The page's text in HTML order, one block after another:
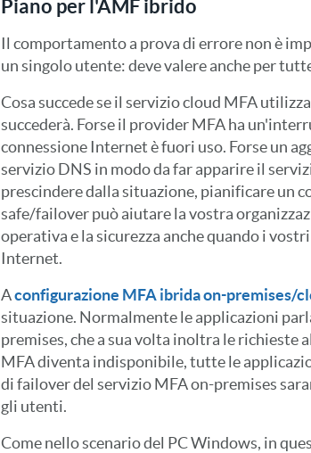
Piano per l'AMF ibrido
Il comportamento a prova di errore non è
un singolo utente: deve valere anche per
Cosa succede se il servizio cloud MFA
succederà. Forse il provider MFA ha
connessione Internet è fuori uso. Forse un
servizio DNS in modo da far apparire il
prescindere dalla situazione, pianificare un
safe/failover può aiutare la vostra
operativa e la sicurezza anche quando i
Internet.
Aconfigurazione MFA ibrida on-premises/
situazione. Normalmente le applicazioni
premises, che a sua volta inoltra le richieste
MFA diventa indisponibile, tutte le
di failover del servizio MFA on-premises
gli utenti.
Come nello scenario del PC Windows, in